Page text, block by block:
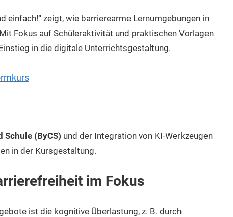
einfach!“ zeigt, wie barrierearme Lernumgebungen in
Fokus auf Schüleraktivität und praktischen Vorlagen
in die digitale Unterrichtsgestaltung.
Schule (ByCS) und der Integration von KI-Werkzeugen
in der Kursgestaltung.
im Fokus
ist die kognitive Überlastung, z. B. durch